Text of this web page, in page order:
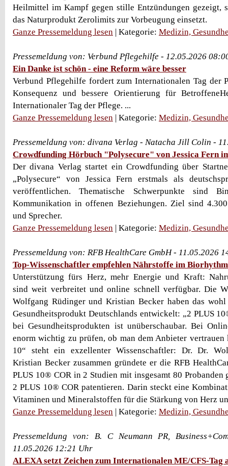
Heilmittel im Kampf gegen stille Entzündungen gezeigt,
das Naturprodukt Zerolimits zur Vorbeugung einsetzt.
Ganze Pressemeldung lesen | Kategorie: Medizin,
Pressemeldung von: Verbund Pflegehilfe - 12.05.2026
Ein Danke ist schön - eine Reform wäre besser
Verbund Pflegehilfe fordert zum Internationalen Tag der
Konsequenz und bessere Orientierung für
Internationaler Tag der Pflege. ...
Ganze Pressemeldung lesen | Kategorie: Medizin,
Pressemeldung von: divana Verlag - Natacha Jill Colin -
Crowdfunding Hörbuch "Polysecure" von Jessica Fern
Der divana Verlag startet ein Crowdfunding über
„Polysecure“ von Jessica Fern erstmals als
veröffentlichen. Thematische Schwerpunkte sind
Kommunikation in offenen Beziehungen. Ziel sind
und Sprecher.
Ganze Pressemeldung lesen | Kategorie: Medizin,
Pressemeldung von: RFB HealthCare GmbH - 11.05.2026
Top-Wissenschaftler empfehlen Nährstoffe im
Unterstützung fürs Herz, mehr Energie und Kraft:
sind weit verbreitet und online schnell verfügbar. Die
Wolfgang Rüdinger und Kristian Becker haben das wohl
Gesundheitsprodukt Deutschlands entwickelt: „2 PLUS
bei Gesundheitsprodukten ist unüberschaubar. Bei
enorm wichtig zu prüfen, ob man dem Anbieter vertrauen
10“ steht ein exzellenter Wissenschaftler: Dr. Dr.
Kristian Becker zusammen gründete er die RFB
PLUS 10® COR in 2 Studien mit insgesamt 80 Probanden
2 PLUS 10® COR patentieren. Darin steckt eine
Vitaminen und Mineralstoffen für die Stärkung von Herz
Ganze Pressemeldung lesen | Kategorie: Medizin,
Pressemeldung von: B. C Neumann PR,
11.05.2026 12:21 Uhr
ALEXA setzt Zeichen zum Internationalen ME/CFS-Tag